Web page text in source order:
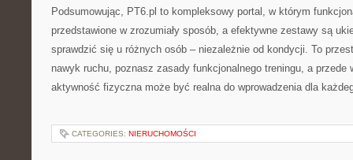
Podsumowując, PT6.pl to kompleksowy portal, w którym
przedstawione w zrozumiały sposób, a efektywne zestawy są
sprawdzić się u różnych osób – niezależnie od kondycji. To
nawyk ruchu, poznasz zasady funkcjonalnego treningu, a
aktywność fizyczna może być realna do wprowadzenia dla
CATEGORIES: NIERUCHOMOŚCI